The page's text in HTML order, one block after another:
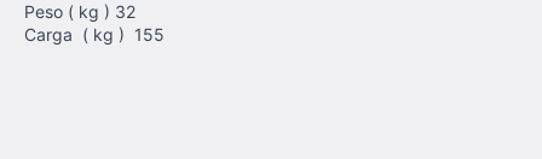
Peso ( kg ) 32
Carga ( kg ) 155